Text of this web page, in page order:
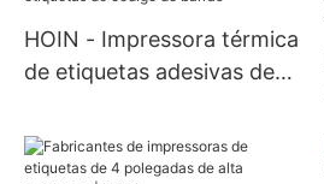
HOIN - Impressora térmica
de etiquetas adesivas de
mm HOP-HQ80 com papel
adesivo USB + BT